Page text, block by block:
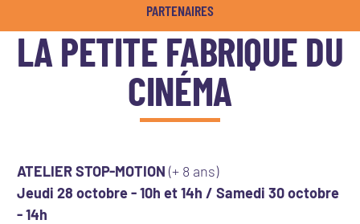
PARTENAIRES
LA PETITE FABRIQUE DU
CINÉMA
ATELIER STOP-MOTION (+ 8 ans)
Jeudi 28 octobre - 10h et 14h / Samedi 30 octobre
- 14h